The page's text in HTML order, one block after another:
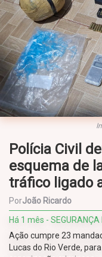
Polícia Civil
esquema de
tráfico ligado
PorJoão Ricardo
Há 1 mês - SEGURANÇA
Ação cumpre 23
Lucas do Rio Verde,